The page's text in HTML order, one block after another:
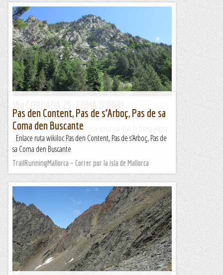
29/06/22. A la Coma d'Orri el Marc Cuesta i el José Soler el
setembre del 2021 van obrir una nova via què fa bona pinta,
avui ens hi arribem amb el Ramir.L'aproximació...
Joan asín
Pas den Content, Pas de s’Arboç, Pas de sa
Coma den Buscante
Enlace ruta wikiloc Pas den Content, Pas de s’Arboç, Pas de
sa Coma den Buscante
TrailRunningMallorca – Correr por la isla de Mallorca